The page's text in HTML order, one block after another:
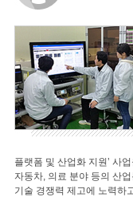
플랫폼 및 산업화 지원’ 사
자동차, 의료 분야 등의 산
기술 경쟁력 제고에 노력하